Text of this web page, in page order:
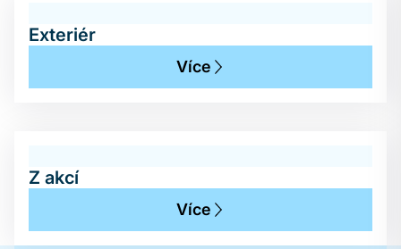
Exteriér
Více
Z akcí
Více